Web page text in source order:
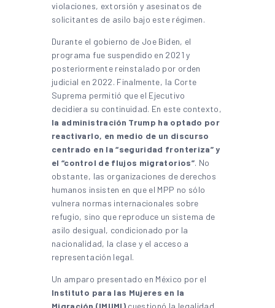
violaciones, extorsión y asesinatos de
solicitantes de asilo bajo este régimen.
Durante el gobierno de Joe Biden, el
programa fue suspendido en 2021 y
posteriormente reinstalado por orden
judicial en 2022. Finalmente, la Corte
Suprema permitió que el Ejecutivo
decidiera su continuidad. En este contexto,
la administración Trump ha optado por
reactivarlo, en medio de un discurso
centrado en la “seguridad fronteriza” y
el “control de flujos migratorios”. No
obstante, las organizaciones de derechos
humanos insisten en que el MPP no sólo
vulnera normas internacionales sobre
refugio, sino que reproduce un sistema de
asilo desigual, condicionado por la
nacionalidad, la clase y el acceso a
representación legal.
Un amparo presentado en México por el
Instituto para las Mujeres en la